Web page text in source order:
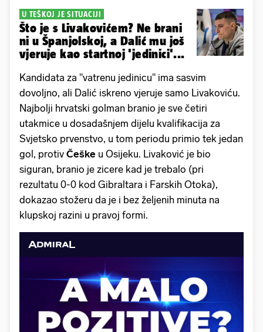
U TEŠKOJ JE SITUACIJI
Što je s Livakovićem? Ne brani
ni u Španjolskoj, a Dalić mu još
vjeruje kao startnoj 'jedinici'...
Kandidata za "vatrenu jedinicu" ima sasvim
dovoljno, ali Dalić iskreno vjeruje samo Livakoviću.
Najbolji hrvatski golman branio je sve četiri
utakmice u dosadašnjem dijelu kvalifikacija za
Svjetsko prvenstvo, u tom periodu primio tek jedan
gol, protiv Češke u Osijeku. Livaković je bio
siguran, branio je zicere kad je trebalo (pri
rezultatu 0-0 kod Gibraltara i Farskih Otoka),
dokazao stožeru da je i bez željenih minuta na
klupskoj razini u pravoj formi.